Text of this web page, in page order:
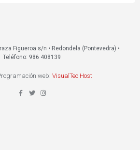
Figueroa s/n • Redondela (Pontevedra) •
Teléfono: 986 408139
web: VisualTec Host